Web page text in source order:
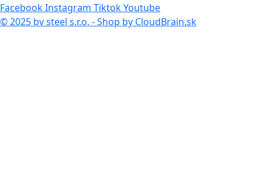
FacebookInstagram TiktokYoutube
© 2025 bv steel s.r.o. - Shop by CloudBrain.sk